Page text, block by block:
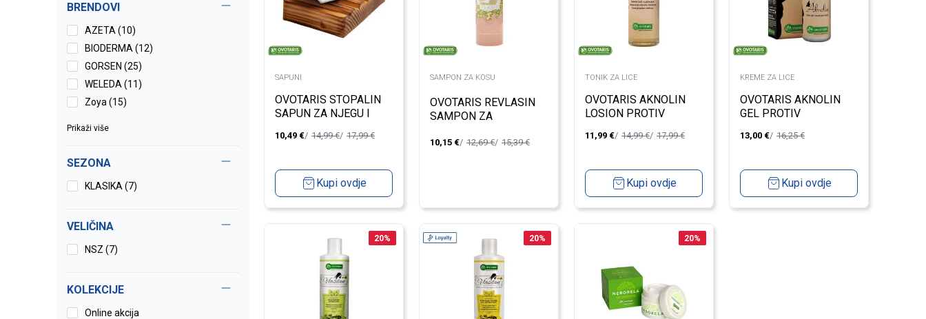
BRENDOVI
AZETA (10)
BIODERMA (12)
GORSEN (25)
WELEDA (11)
Zoya (15)
Prikaži više
SEZONA
KLASIKA (7)
VELIČINA
NSZ (7)
KOLEKCIJE
Online akcija
SAPUNI
OVOTARIS STOPALIN
SAPUN ZA NJEGU I
65G
10,49 € 14,99€ 17,99€
Kupi ovdje
SAMPON ZA KOSU
OVOTARIS REVLASIN
SAMPON ZA
KOSU 200ML
10,15 € 12,69€ 15,39€
TONIK ZA LICE
OVOTARIS AKNOLIN
LOSION PROTIV
11,99 € 14,99€ 17,99€
Kupi ovdje
KREME ZA LICE
OVOTARIS AKNOLIN
GEL PROTIV
35ML
13,00 € 16,25€
Kupi ovdje
20% 20% 20%